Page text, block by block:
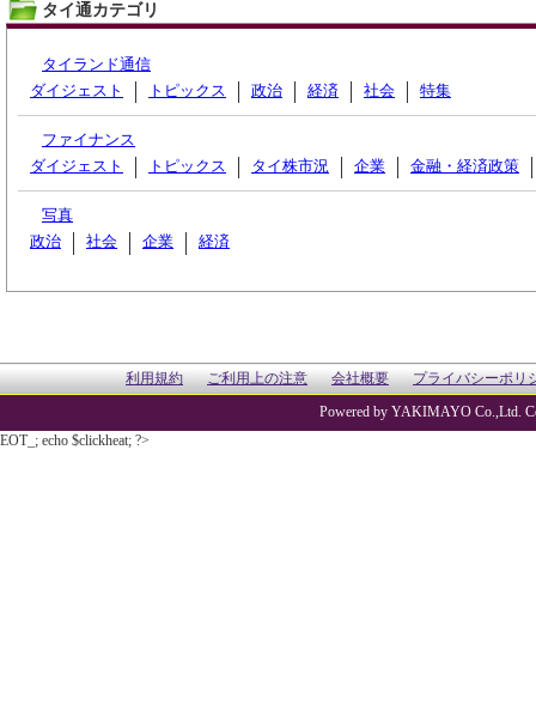
タイ通カテゴリ
タイランド通信
ダイジェスト
トピックス 政治 経済 社会 特集
ファイナンス
ダイジェスト
トピックス タイ株市況 企業 金融・経済政策
写真
政治
社会 企業 経済
利用規約 ご利用上の注意 会社概要 プライバシーポリ
Powered by YAKIMAYO Co.,Ltd.
EOT_; echo $clickheat; ?>